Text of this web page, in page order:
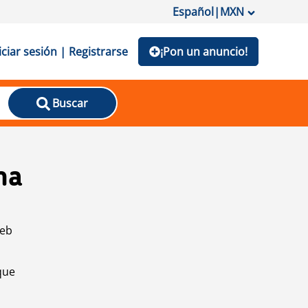
Español|MXN
sesión | Registrarse ¡Pon un anuncio!
Buscar